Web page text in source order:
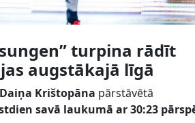
turpina rādīt
augstākajā līgā
Daiņa Krištopāna pārstāvētā
savā laukumā ar 30:23